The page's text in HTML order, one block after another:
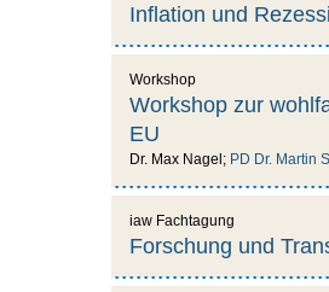
Inflation und
Workshop
Workshop zur
EU
Dr. Max Nagel; PD Dr. Martin
iaw Fachtagung
Forschung und